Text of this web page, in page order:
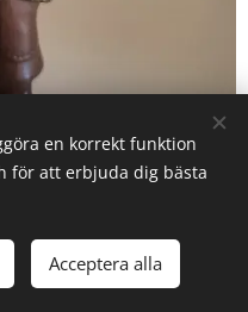
en korrekt funktion
för att erbjuda dig bästa
Acceptera alla